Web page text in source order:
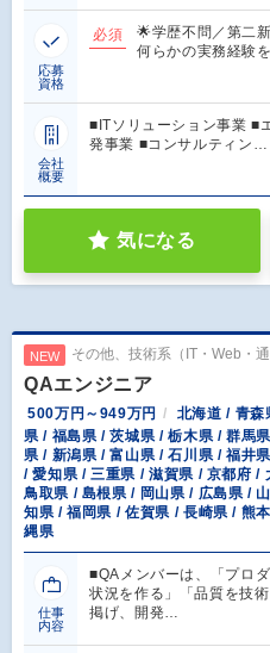
応募
資格
必須
🌟学歴不問／第二
何らかの実務経験
会社
概要
■ITソリューション事業 ■
発事業 ■コンサルティン…
気になる
NEW その他、技術系（IT・Web・通
QAエンジニア
500万円～949万円
北海道 / 青森
県 / 福島県 / 茨城県 / 栃木県 / 群馬
県 / 新潟県 / 富山県 / 石川県 / 福井
/ 愛知県 / 三重県 / 滋賀県 / 京都府 /
鳥取県 / 島根県 / 岡山県 / 広島県 /
知県 / 福岡県 / 佐賀県 / 長崎県 / 熊
縄県
仕事
内容
■QAメンバーは、「プロ
状況を作る」「品質を技
掲げ、開発…